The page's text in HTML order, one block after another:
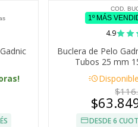
COD.
1º MÁS
4.9
Buclera de Pelo
Tubos 25 mm
acuteDisponible
DESDE 6